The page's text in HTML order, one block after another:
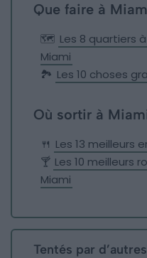
Que faire à
🗺 Les 8 quartiers
Miami
🏞 Les 10 choses
Où sortir à
🍴 Les 13 meilleurs
🍸 Les 10 meilleurs
Miami
Tentés par